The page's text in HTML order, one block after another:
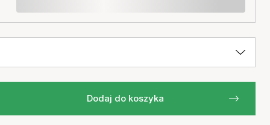
Dodaj do koszyka